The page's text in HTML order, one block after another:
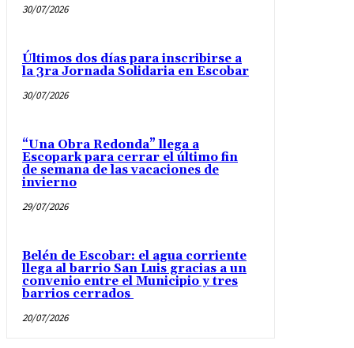
30/07/2026
Últimos dos días para inscribirse a
la 3ra Jornada Solidaria en Escobar
30/07/2026
“Una Obra Redonda” llega a
Escopark para cerrar el último fin
de semana de las vacaciones de
invierno
29/07/2026
Belén de Escobar: el agua corriente
llega al barrio San Luis gracias a un
convenio entre el Municipio y tres
barrios cerrados
20/07/2026